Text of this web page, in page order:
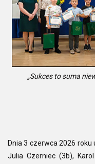
„Sukces to suma
Dnia 3 czerwca 2026
Julia Czerniec (3b),